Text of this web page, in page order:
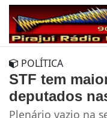
POLÍTICA
STF tem
deputados
Plenário vazio na